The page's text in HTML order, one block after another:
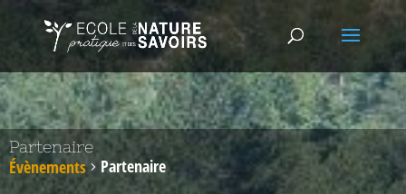
Partenaire
Évènements Partenaire